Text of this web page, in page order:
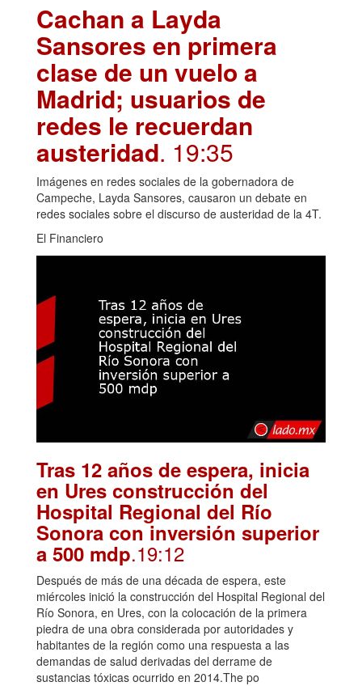
Cachan a Layda
Sansores en primera
clase de un vuelo a
Madrid; usuarios de
redes le recuerdan
austeridad. 19:35
Imágenes en redes sociales de la gobernadora de
Campeche, Layda Sansores, causaron un debate en
redes sociales sobre el discurso de austeridad de la 4T.
El Financiero
Tras 12 años de espera, inicia
en Ures construcción del
Hospital Regional del Río
Sonora con inversión superior
a 500 mdp.19:12
Después de más de una década de espera, este
miércoles inició la construcción del Hospital Regional del
Río Sonora, en Ures, con la colocación de la primera
piedra de una obra considerada por autoridades y
habitantes de la región como una respuesta a las
demandas de salud derivadas del derrame de
sustancias tóxicas ocurrido en 2014.The po